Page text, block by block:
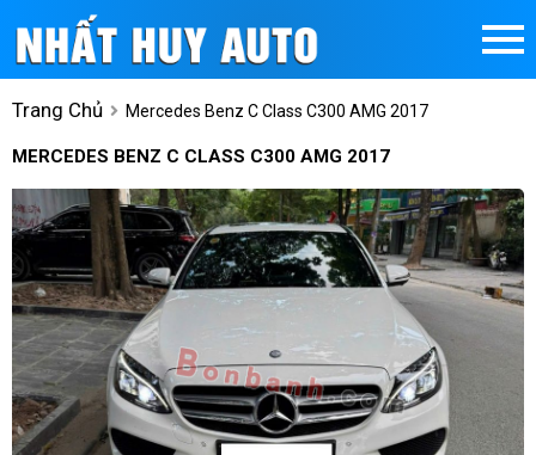
Trang Chủ Mercedes Benz C Class C300 AMG 2017
MERCEDES BENZ C CLASS C300 AMG 2017